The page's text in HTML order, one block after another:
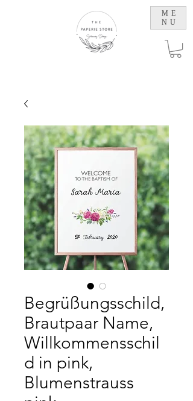
ME
NU
Begrüßungsschild,
Brautpaar Name,
Willkommensschil
d in pink,
Blumenstrauss